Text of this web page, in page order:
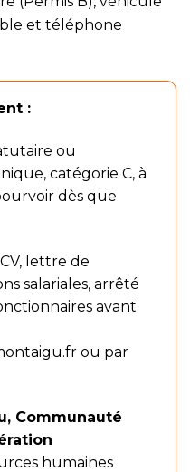
et téléphone
:
ou
catégorie C, à
dès que
lettre de
salariales, arrêté
avant
ou par
Communauté
humaines